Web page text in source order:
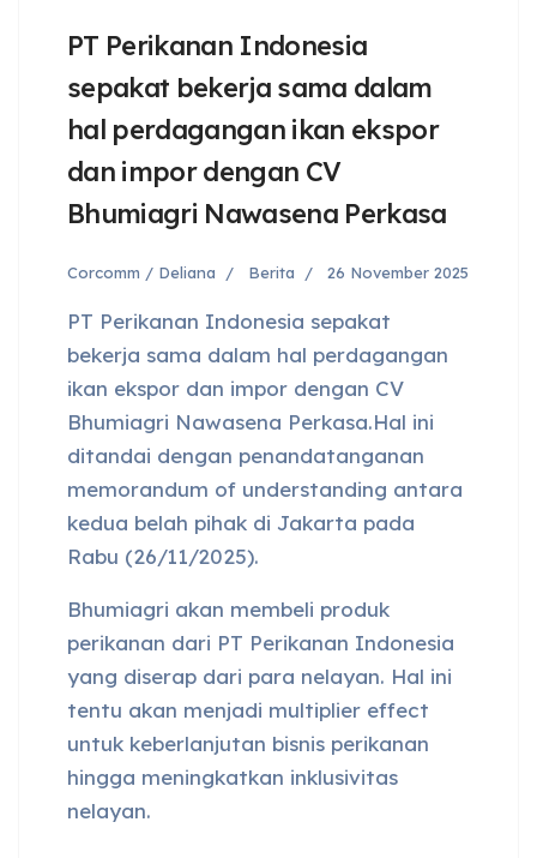
PT Perikanan Indonesia
sepakat bekerja sama dalam
hal perdagangan ikan ekspor
dan impor dengan CV
Bhumiagri Nawasena Perkasa
Corcomm / Deliana Berita 26 November 2025
PT Perikanan Indonesia sepakat
bekerja sama dalam hal perdagangan
ikan ekspor dan impor dengan CV
Bhumiagri Nawasena Perkasa.Hal ini
ditandai dengan penandatanganan
memorandum of understanding antara
kedua belah pihak di Jakarta pada
Rabu (26/11/2025).
Bhumiagri akan membeli produk
perikanan dari PT Perikanan Indonesia
yang diserap dari para nelayan. Hal ini
tentu akan menjadi multiplier effect
untuk keberlanjutan bisnis perikanan
hingga meningkatkan inklusivitas
nelayan.